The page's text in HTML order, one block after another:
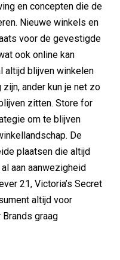
en concepten die de
Nieuwe winkels en
voor de gevestigde
ook online kan
altijd blijven winkelen
ander kun je net zo
zitten. Store for
om te blijven
De
plaatsen die altijd
aan aanwezigheid
21, Victoria’s Secret
altijd voor
graag